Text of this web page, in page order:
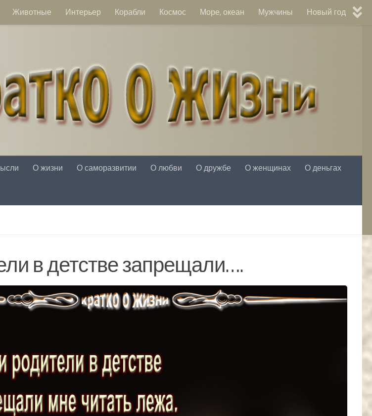
Животные Интерьер Корабли Космос Море, океан Мужчины Новый год
О жизни О саморазвитии О любви О дружбе О женщинах О деньгах
в детстве запрещали….